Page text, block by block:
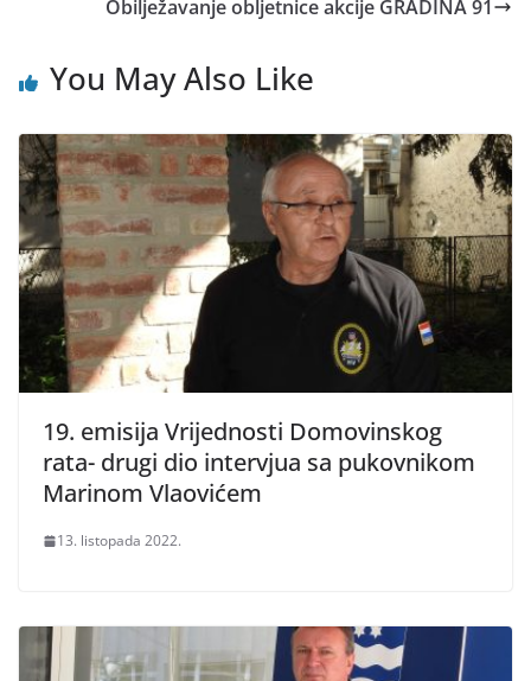
Obilježavanje obljetnice akcije GRADINA 91
You May Also Like
19. emisija Vrijednosti Domovinskog
rata- drugi dio intervjua sa pukovnikom
Marinom Vlaovićem
13. listopada 2022.